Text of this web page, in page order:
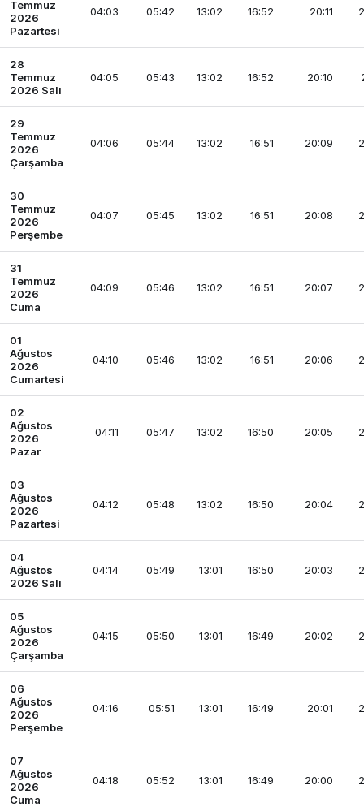
Temmuz
2026
Pazartesi
04:03 05:42 13:02 16:52 20:11
28
Temmuz
2026 Salı
04:05 05:43 13:02 16:52 20:10
29
Temmuz
2026
Çarşamba
04:06 05:44 13:02 16:51 20:09
30
Temmuz
2026
Perşembe
04:07 05:45 13:02 16:51 20:08
31
Temmuz
2026
Cuma
04:09 05:46 13:02 16:51 20:07
01
Ağustos
2026
Cumartesi
04:10 05:46 13:02 16:51 20:06
02
Ağustos
2026
Pazar
04:11 05:47 13:02 16:50 20:05
03
Ağustos
2026
Pazartesi
04:12 05:48 13:02 16:50 20:04
04
Ağustos
2026 Salı
04:14 05:49 13:01 16:50 20:03
05
Ağustos
2026
Çarşamba
04:15 05:50 13:01 16:49 20:02
06
Ağustos
2026
Perşembe
04:16 05:51 13:01 16:49 20:01
07
Ağustos
2026
Cuma
04:18 05:52 13:01 16:49 20:00